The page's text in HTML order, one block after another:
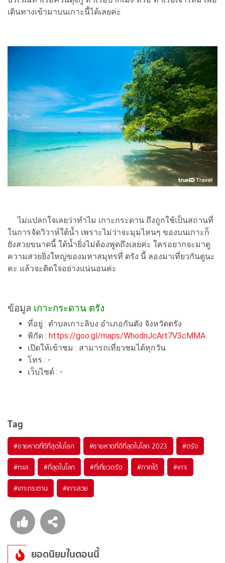
เดินทางเข้ามาบนเกาะนี้ได้เลยค่ะ
ไม่แปลกใจเลยว่าทำไม เกาะกระดาน ถึงถูกใช้เป็นสถานที่
ในการจัดวิวาห์ใต้น้ำ เพราะไม่ว่าจะมุมไหนๆ ของบนเกาะก็
ยังสวยขนาดนี้ ใต้น้ำยิ่งไม่ต้องพูดถึงเลยค่ะ ใครอยากจะมาดู
ความสวยยิ่งใหญ่ของมหาสมุทรที่ ตรัง นี้ ลองมาเที่ยวกันดูนะ
คะ แล้วจะติดใจอย่างแน่นอนค่ะ
ข้อมูล เกาะกระดาน ตรัง
ที่อยู่ : ตำบลเกาะลิบง อำเภอกันตัง จังหวัดตรัง
พิกัด : https://goo.gl/maps/WhodnJcArt7V3cMMA
เปิดให้เข้าชม : สามารถเที่ยวชมได้ทุกวัน
โทร : -
เว็บไซต์ : -
Tag
#ชายหาดที่ดีที่สุดในโลก #ชายหาดที่ดีที่สุดในโลก 2023 #ตรัง
#ทะเล #ที่สุดในโลก #ที่เที่ยวตรัง #ภาคใต้ #เกาะ
#เกาะกระดาน #เกาะสวย
ยอดนิยมในตอนนี้